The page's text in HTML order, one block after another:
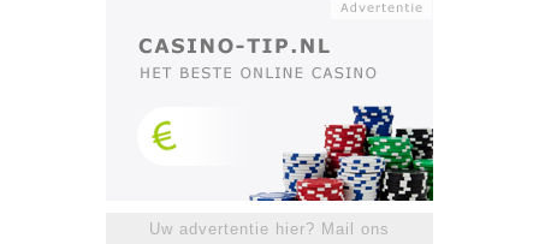
Uw advertentie hier? Mail ons